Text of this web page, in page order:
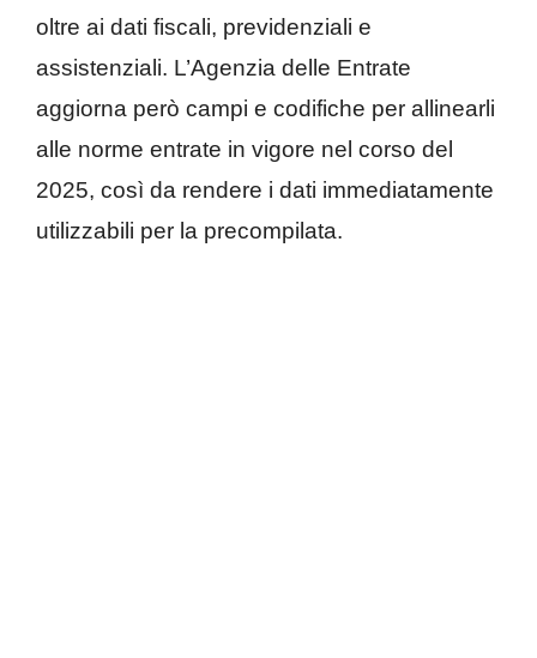
oltre ai dati fiscali, previdenziali e
assistenziali. L’Agenzia delle Entrate
aggiorna però campi e codifiche per allinearli
alle norme entrate in vigore nel corso del
2025, così da rendere i dati immediatamente
utilizzabili per la precompilata.